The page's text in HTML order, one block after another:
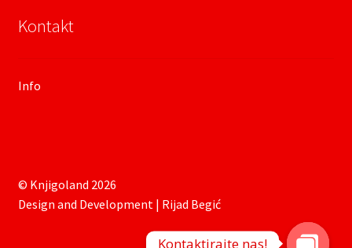
Kontakt
Info
© Knjigoland 2026
Design and Development | Rijad Begić
Kontaktirajte nas!